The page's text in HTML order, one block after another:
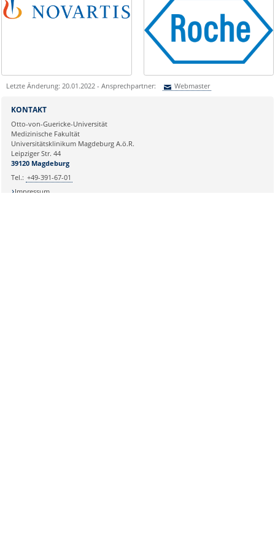
Letzte Änderung: 20.01.2022 - Ansprechpartner: Webmaster
Ihre E-Mailadresse:
Ihr Anliegen:
KONTAKT
Otto-von-Guericke-Universität
Medizinische Fakultät
Universitätsklinikum Magdeburg A.ö.R.
Leipziger Str. 44
39120 Magdeburg
Tel.: +49-391-67-01
Impressum